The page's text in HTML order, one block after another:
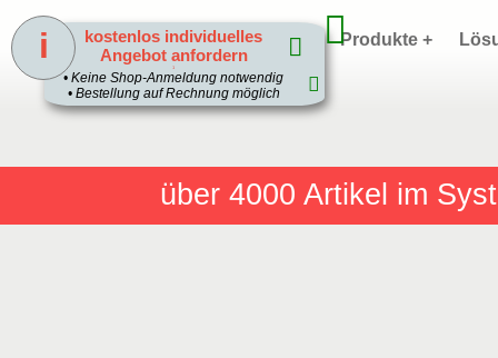
über 4000 Artikel im
Home Produkte +
kostenlos individuelles
Angebot anfordern
1
• Keine Shop-Anmeldung notwendig
• Bestellung auf Rechnung möglich
i